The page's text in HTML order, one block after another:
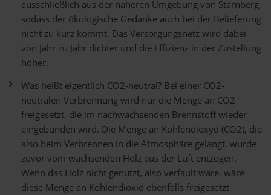
ausschließlich aus der näheren Umgebung von Starnberg,
sodass der ökologische Gedanke auch bei der Belieferung
nicht zu kurz kommt. Das Versorgungsnetz wird dabei
von Jahr zu Jahr dichter und die Effizienz in der Zustellung
höher.
Was heißt eigentlich CO2-neutral? Bei einer CO2-
neutralen Verbrennung wird nur die Menge an CO2
freigesetzt, die im nachwachsenden Brennstoff wieder
eingebunden wird. Die Menge an Kohlendioxyd (CO2), die
also beim Verbrennen in die Atmosphäre gelangt, wurde
zuvor vom wachsenden Holz aus der Luft entzogen.
Wenn das Holz nicht genutzt, also verfault wäre, wäre
diese Menge an Kohlendioxid ebenfalls freigesetzt